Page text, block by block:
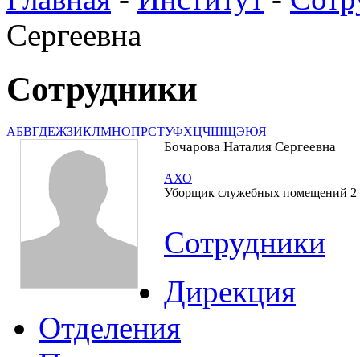
Сергеевна
Сотрудники
АБВГДЕЖЗИКЛМНОПРСТУФХЦЧШЩЭЮЯ
Бочарова Наталия Сергеевна
АХО
Уборщик служебных помещений 2
Сотрудники
Дирекция
Отделения